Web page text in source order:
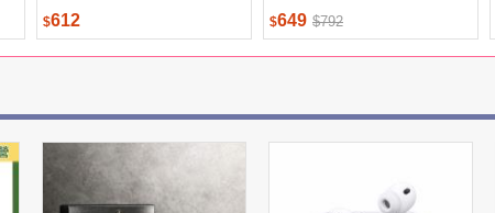
$612 $649 $792